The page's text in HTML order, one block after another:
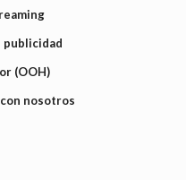
publicidad
(OOH)
nosotros